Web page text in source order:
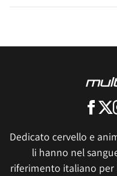
Dedicato cervello e
li hanno nel
riferimento italiano